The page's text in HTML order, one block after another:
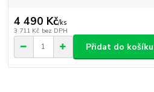
4 490 Kč/ks
3 711 Kč bez DPH
Přidat do košíku